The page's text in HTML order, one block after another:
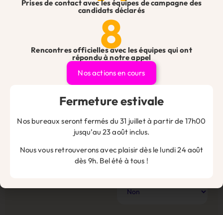
en nous suivant sur les réseaux sociaux.
Que vous soyez artisan, commerçant, professionnel libéral
ou chef d’entreprise, n’hésitez pas à nous contacter pour
de vous répondre !
Web
Prises de contact avec les équipes de campagne des
candidats déclarés
8
Rencontres officielles avec les équipes qui ont
répondu à notre appel
Nos actions en cours
Fermeture estivale
Nos bureaux seront fermés du 31 juillet à partir de 17h00
jusqu’au 23 août inclus.
Nous vous retrouverons avec plaisir dès le lundi 24 août
dès 9h. Bel été à tous !